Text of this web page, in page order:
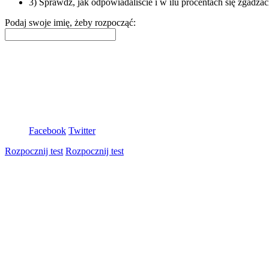
Podaj swoje imię, żeby rozpocząć:
Facebook Twitter
Rozpocznij test Rozpocznij test